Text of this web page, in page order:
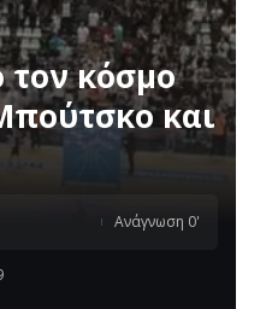
κόσμο
και
Ανάγνωση 0'